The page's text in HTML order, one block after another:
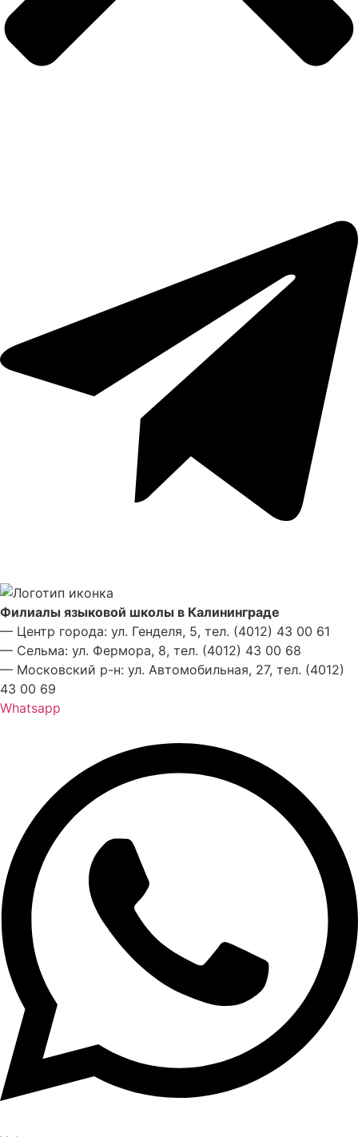
Филиалы языковой школы в Калининграде
— Центр города: ул. Генделя, 5, тел. (4012) 43 00 61
— Сельма: ул. Фермора, 8, тел. (4012) 43 00 68
— Московский р-н: ул. Автомобильная, 27, тел. (4012)
43 00 69
Whatsapp